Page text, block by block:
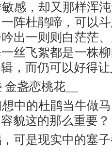
感，却又那样浑
阵杜鹃啼，可以
出一则则白茫茫
丝飞絮都是一株
，而仍可以好得
盏恋桃花__
中的杜鹃当牛做
貌这的那么重要？
可是现实中的塞